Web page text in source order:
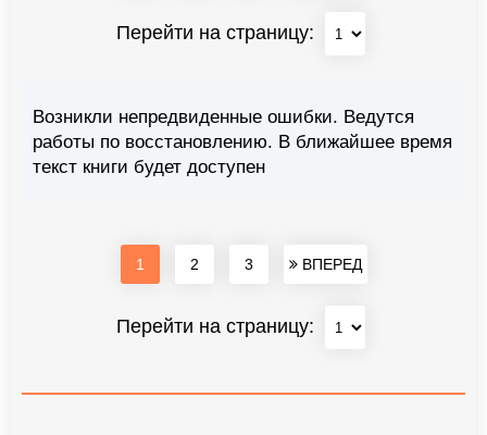
Перейти на страницу:
Возникли непредвиденные ошибки. Ведутся
работы по восстановлению. В ближайшее время
текст книги будет доступен
1 2 3 ВПЕРЕД
Перейти на страницу: